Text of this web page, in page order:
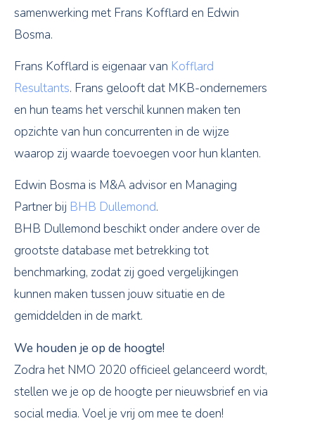
samenwerking met Frans Kofflard en Edwin
Bosma.
Frans Kofflard is eigenaar van Kofflard
Resultants. Frans gelooft dat MKB-ondernemers
en hun teams het verschil kunnen maken ten
opzichte van hun concurrenten in de wijze
waarop zij waarde toevoegen voor hun klanten.
Edwin Bosma is M&A advisor en Managing
Partner bij BHB Dullemond.
BHB Dullemond beschikt onder andere over de
grootste database met betrekking tot
benchmarking, zodat zij goed vergelijkingen
kunnen maken tussen jouw situatie en de
gemiddelden in de markt.
We houden je op de hoogte!
Zodra het NMO 2020 officieel gelanceerd wordt,
stellen we je op de hoogte per nieuwsbrief en via
social media. Voel je vrij om mee te doen!